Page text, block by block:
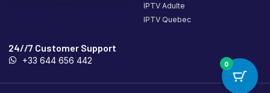
IPTV Adulte
IPTV Quebec
24//7 Customer Support
+33 644 656 442 0